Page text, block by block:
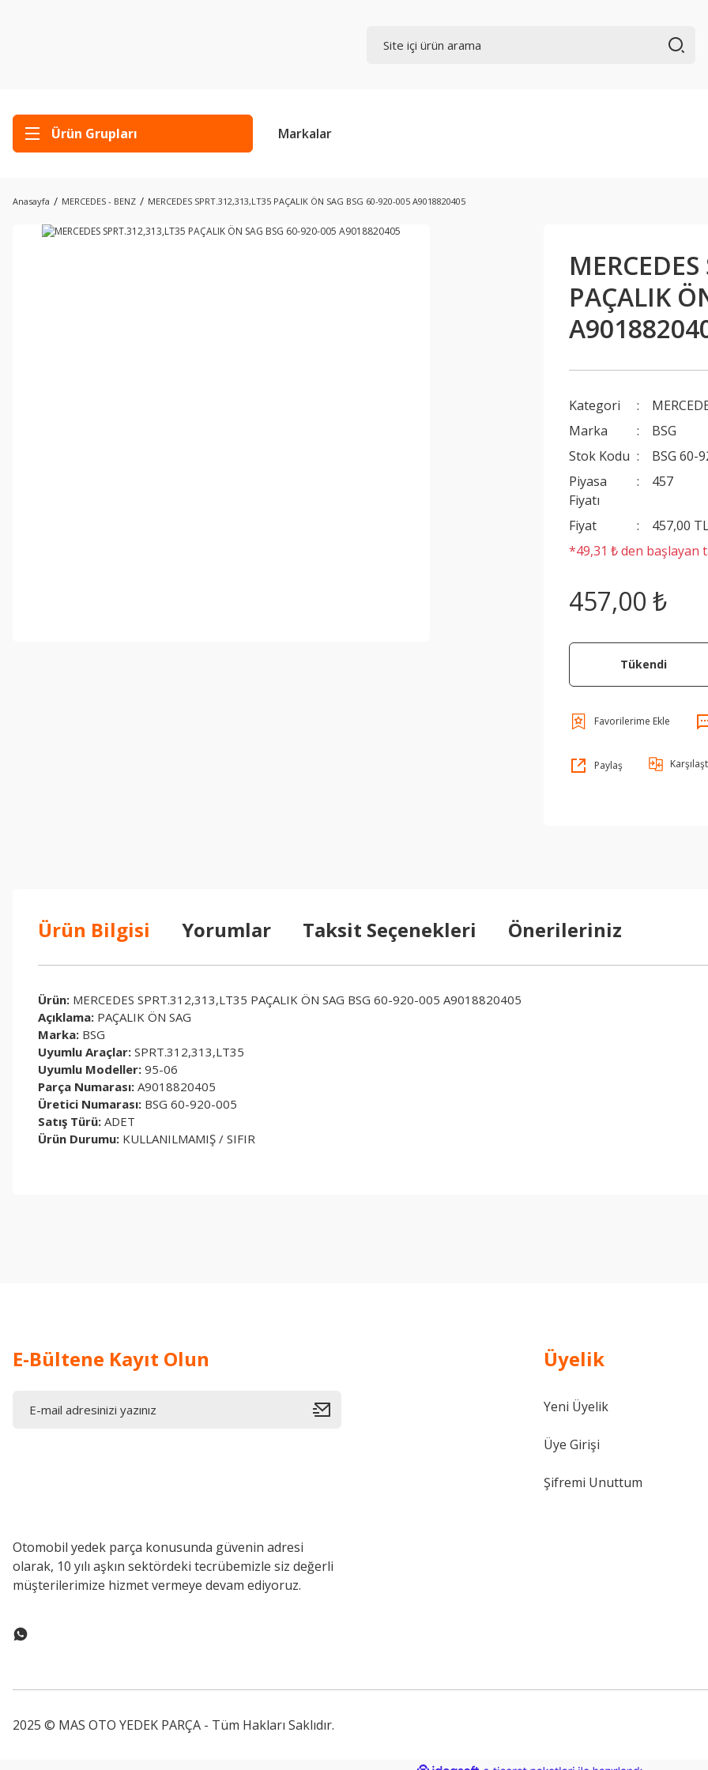
Ürün Grupları Markalar
Anasayfa MERCEDES - BENZ MERCEDES SPRT.312,313,LT35 PAÇALIK ÖN SAG BSG 60-920-005 A9018820405
PAÇALIK
Kategori
Marka
BSG
Stok Kodu
BSG 60-
Piyasa
Fiyatı
457
Fiyat
457,00
*49,31 ₺ den başlayan
457,00 ₺
Tükendi
Paylaş
Ürün Bilgisi Yorumlar Taksit Seçenekleri Önerileriniz
Ürün: MERCEDES SPRT.312,313,LT35 PAÇALIK ÖN SAG BSG 60-920-005 A9018820405
Açıklama: PAÇALIK ÖN SAG
Marka: BSG
Uyumlu Araçlar: SPRT.312,313,LT35
Uyumlu Modeller: 95-06
Parça Numarası: A9018820405
Üretici Numarası: BSG 60-920-005
Satış Türü: ADET
Ürün Durumu: KULLANILMAMIŞ / SIFIR
E-Bültene Kayıt Olun
Otomobil yedek parça konusunda güvenin adresi
olarak, 10 yılı aşkın sektördeki tecrübemizle siz değerli
müşterilerimize hizmet vermeye devam ediyoruz.
Üyelik
Yeni Üyelik
Üye Girişi
Şifremi Unuttum
2025 © MAS OTO YEDEK PARÇA - Tüm Hakları Saklıdır.